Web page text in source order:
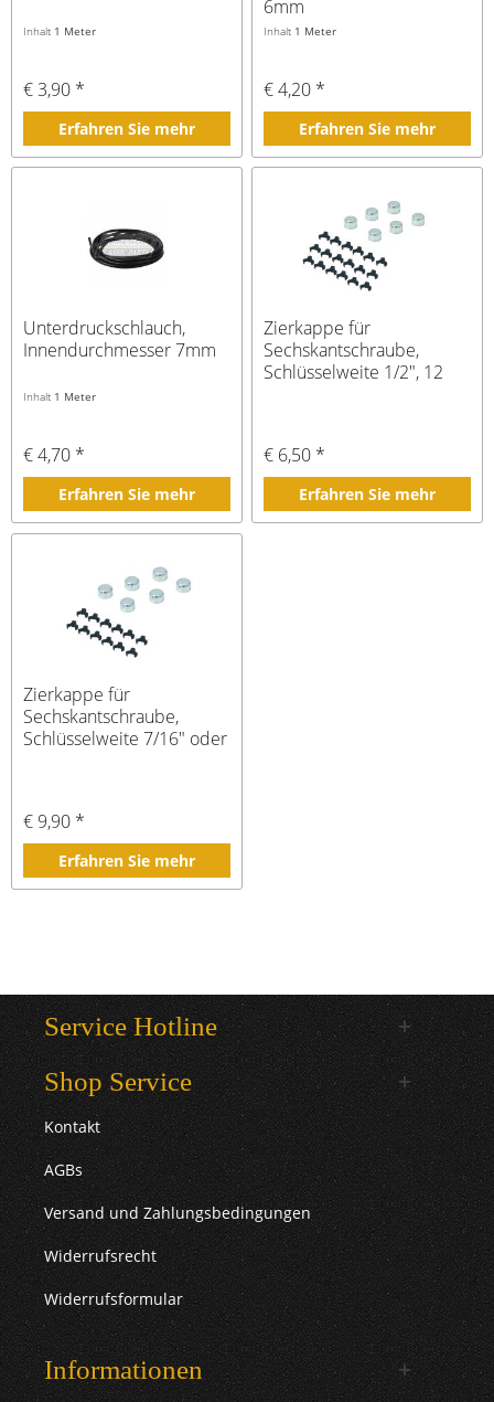
Inhalt 1 Meter
€ 3,90 *
Erfahren Sie mehr
6mm
Inhalt 1 Meter
€ 4,20 *
Erfahren Sie mehr
Unterdruckschlauch,
Innendurchmesser 7mm
Inhalt 1 Meter
€ 4,70 *
Erfahren Sie mehr
Zierkappe für
Sechskantschraube,
Schlüsselweite 1/2", 12
€ 6,50 *
Erfahren Sie mehr
Zierkappe für
Sechskantschraube,
Schlüsselweite 7/16" oder
€ 9,90 *
Erfahren Sie mehr
Service Hotline
Shop Service
Kontakt
AGBs
Versand und Zahlungsbedingungen
Widerrufsrecht
Widerrufsformular
Informationen